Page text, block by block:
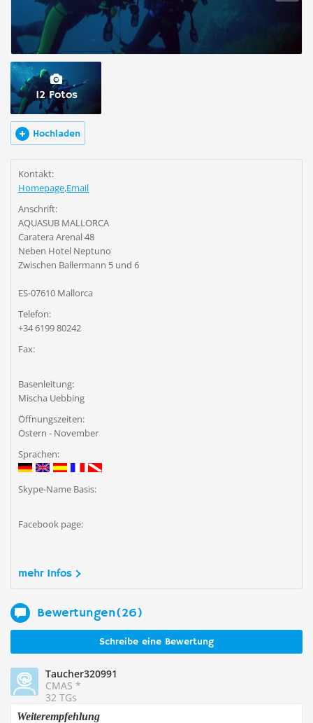
12 Fotos
Hochladen
Kontakt:
Homepage,Email
Anschrift:
AQUASUB MALLORCA
Caratera Arenal 48
Neben Hotel Neptuno
Zwischen Ballermann 5 und 6
ES-07610 Mallorca
Telefon:
+34 6199 80242
Fax:
Basenleitung:
Mischa Uebbing
Öffnungszeiten:
Ostern - November
Sprachen:
Skype-Name Basis:
Facebook page:
mehr Infos
Bewertungen(26)
Schreibe eine Bewertung
Taucher320991
CMAS *
32 TGs
Weiterempfehlung